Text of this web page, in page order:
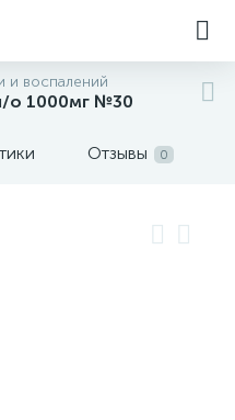
и воспалений
о 1000мг №30
Отзывы 0